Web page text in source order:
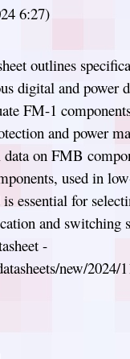
6:27)
outlines
digital and power
FM-1
and power
on FMB
used in
essential for
and switching
-
new/2024/